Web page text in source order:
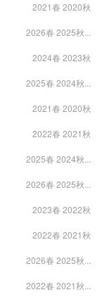
2021春 2020秋
2026春 2025秋...
2024春 2023秋
2025春 2024秋...
2021春 2020秋
2022春 2021秋
2025春 2024秋...
2026春 2025秋...
2023春 2022秋
2022春 2021秋
2026春 2025秋...
2022春 2021秋...